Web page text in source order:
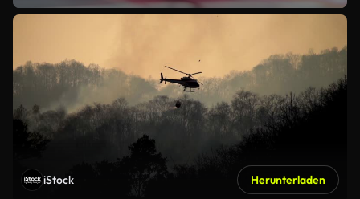
iStock Herunterladen